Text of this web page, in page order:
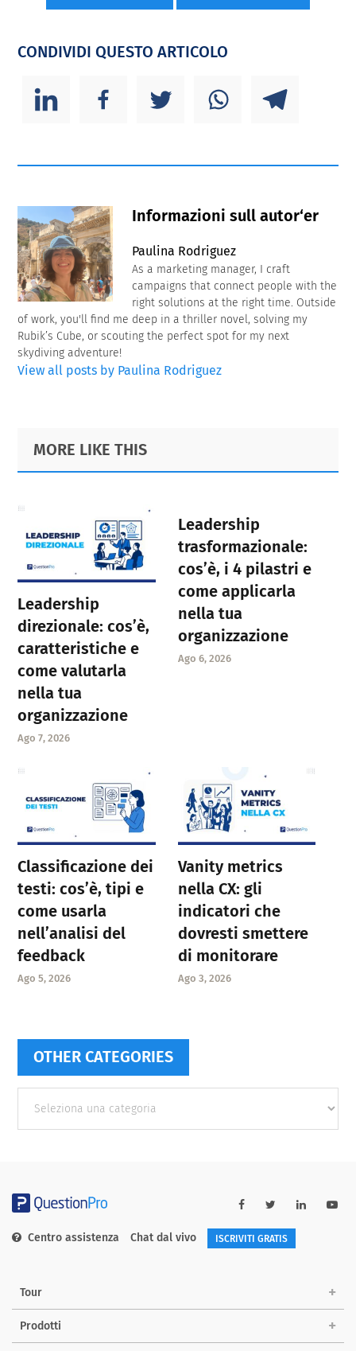
CONDIVIDI QUESTO ARTICOLO
Informazioni sull autor‘er
Paulina Rodriguez
As a marketing manager, I craft
campaigns that connect people with the
right solutions at the right time. Outside
of work, you'll find me deep in a thriller novel, solving my
Rubik’s Cube, or scouting the perfect spot for my next
skydiving adventure!
View all posts by Paulina Rodriguez
Primary
Sidebar
Footer
MORE LIKE THIS
Leadership
direzionale: cos’è,
caratteristiche e
come valutarla
nella tua
organizzazione
Ago 7, 2026
Leadership
trasformazionale:
cos’è, i 4 pilastri e
come applicarla
nella tua
organizzazione
Ago 6, 2026
Classificazione dei
testi: cos’è, tipi e
come usarla
nell’analisi del
feedback
Ago 5, 2026
Vanity metrics
nella CX: gli
indicatori che
dovresti smettere
di monitorare
Ago 3, 2026
OTHER CATEGORIES
categories
Centro assistenza Chat dal vivo ISCRIVITI GRATIS
Tour
Prodotti